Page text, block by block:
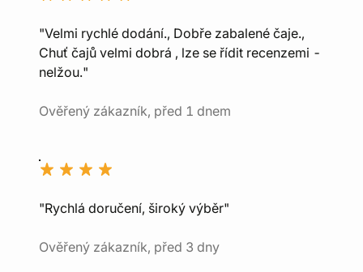
"Velmi rychlé dodání., Dobře zabalené čaje.,
Chuť čajů velmi dobrá , lze se řídit recenzemi -
nelžou."
Ověřený zákazník, před 1 dnem
"Rychlá doručení, široký výběr"
Ověřený zákazník, před 3 dny